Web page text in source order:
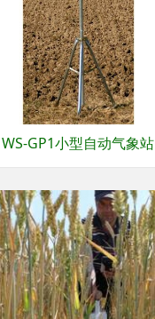
WS-GP1小型自动气象站